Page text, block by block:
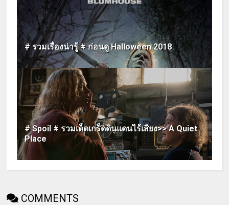
# รวมเรื่องน่ารู้ # ก่อนดู Halloween 2018
# Spoil # รวมเด็ดเกร็ดดินแดนไร้เสียง>> A Quiet
Place
COMMENTS